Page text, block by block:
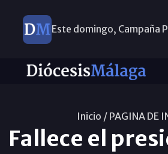
Este domingo, Campaña
Inicio / PAGINA DE
Fallece el